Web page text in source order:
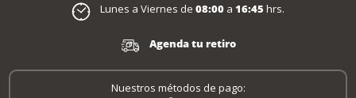
Lunes a Viernes de 08:00 a 16:45 hrs.
Agenda tu retiro
Nuestros métodos de pago: